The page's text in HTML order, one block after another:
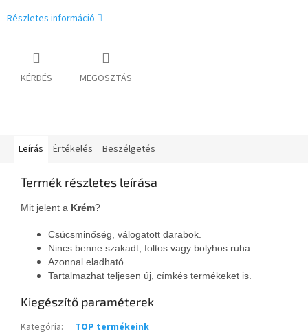
Részletes információ
KÉRDÉS MEGOSZTÁS
Leírás Értékelés Beszélgetés
Termék részletes leírása
Mit jelent a Krém?
Csúcsminőség, válogatott darabok.
Nincs benne szakadt, foltos vagy bolyhos ruha.
Azonnal eladható.
Tartalmazhat teljesen új, címkés termékeket is.
Kiegészítő paraméterek
Kategória:
TOP termékeink